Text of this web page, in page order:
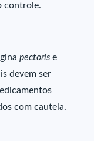
controle.
pectoris e
devem ser
com cautela.